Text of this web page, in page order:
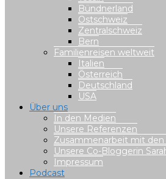
Bündnerland
Ostschweiz
Zentralschweiz
Bern
Familienreisen weltweit
Italien
Österreich
Deutschland
USA
Über uns
In den Medien
Unsere Referenzen
Zusammenarbeit mit den
Unsere Co-Bloggerin
Impressum
Podcast